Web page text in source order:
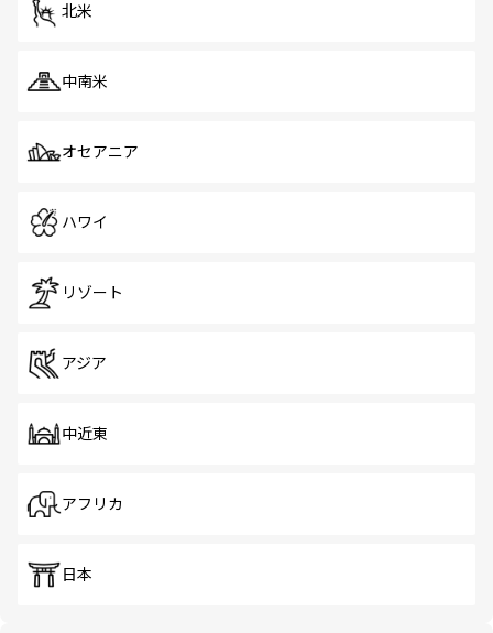
北米
中南米
オセアニア
ハワイ
リゾート
アジア
中近東
アフリカ
日本